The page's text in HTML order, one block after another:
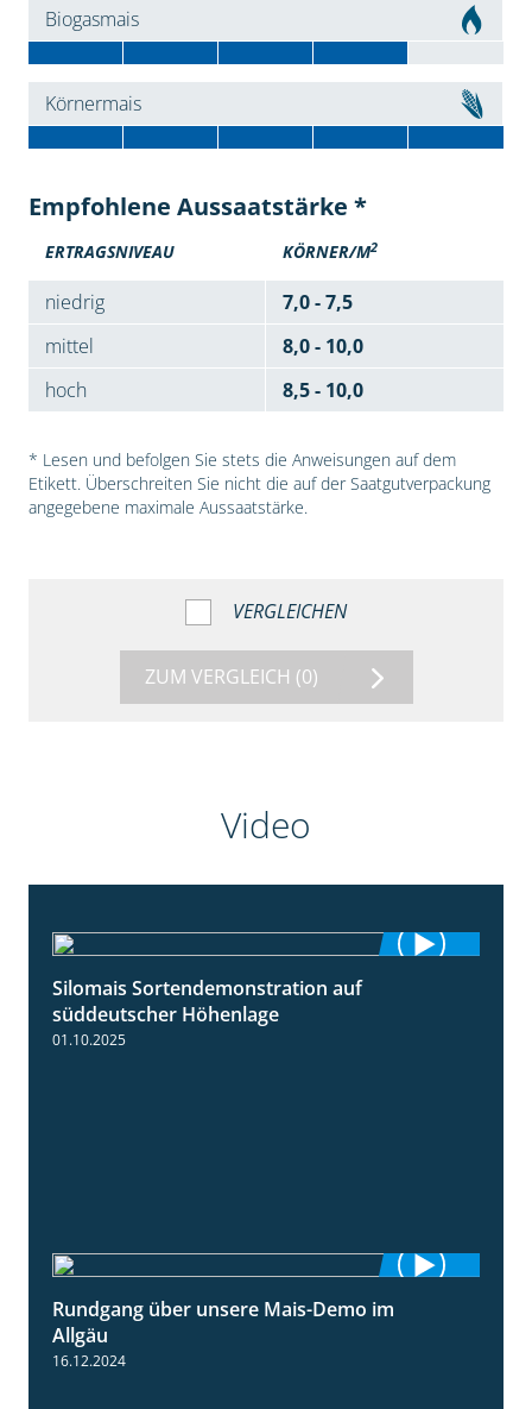
Biogasmais
Körnermais
Empfohlene Aussaatstärke *
ERTRAGSNIVEAU KÖRNER/M2
niedrig
7,0 - 7,5
mittel
8,0 - 10,0
hoch
8,5 - 10,0
* Lesen und befolgen Sie stets die Anweisungen auf dem
Etikett. Überschreiten Sie nicht die auf der Saatgutverpackung
angegebene maximale Aussaatstärke.
VERGLEICHEN
ZUM VERGLEICH (0)
Video
Silomais Sortendemonstration auf
süddeutscher Höhenlage
01.10.2025
Rundgang über unsere Mais-Demo im
Allgäu
16.12.2024